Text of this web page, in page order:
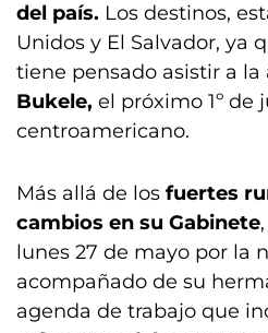
del país. Los destinos,
Unidos y El Salvador, ya
tiene pensado asistir a la
Bukele, el próximo 1º de
centroamericano.
Más allá de los fuertes
cambios en su Gabinete
lunes 27 de mayo por la
acompañado de su
agenda de trabajo que